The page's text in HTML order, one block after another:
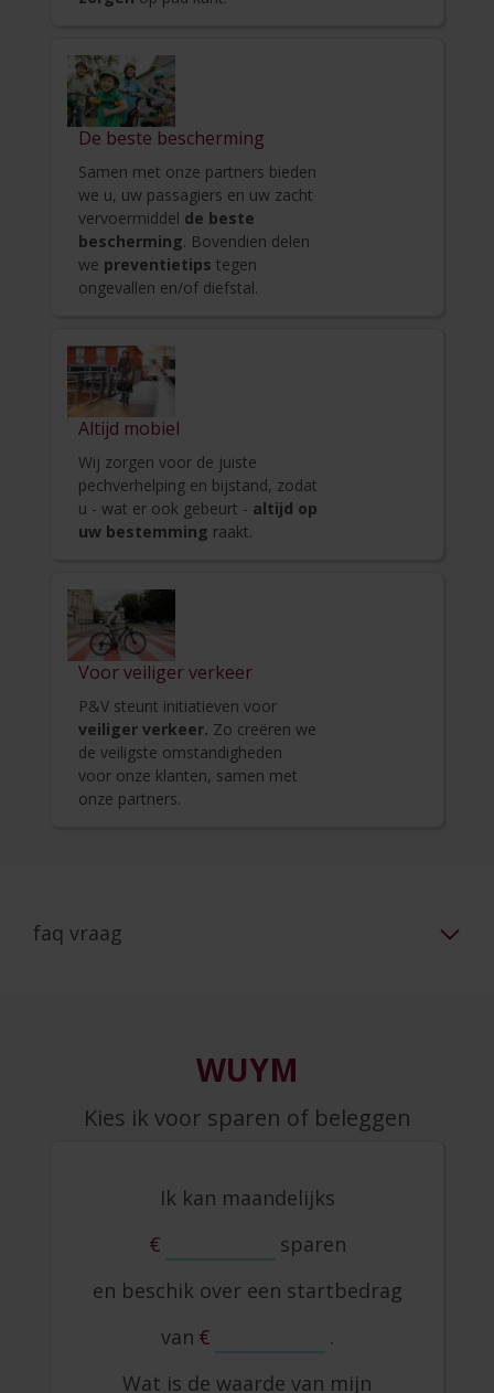
De beste bescherming
Samen met onze partners bieden
we u, uw passagiers en uw zacht
vervoermiddel de beste
bescherming. Bovendien delen
we preventietips tegen
ongevallen en/of diefstal.
Altijd mobiel
Wij zorgen voor de juiste
pechverhelping en bijstand, zodat
u - wat er ook gebeurt - altijd op
uw bestemming raakt.
Voor veiliger verkeer
P&V steunt initiatieven voor
veiliger verkeer. Zo creëren we
de veiligste omstandigheden
voor onze klanten, samen met
onze partners.
faq vraag
WUYM
Kies ik voor sparen of beleggen
Ik kan maandelijks
€
sparen
en beschik over een startbedrag
van €
.
Wat is de waarde van mijn